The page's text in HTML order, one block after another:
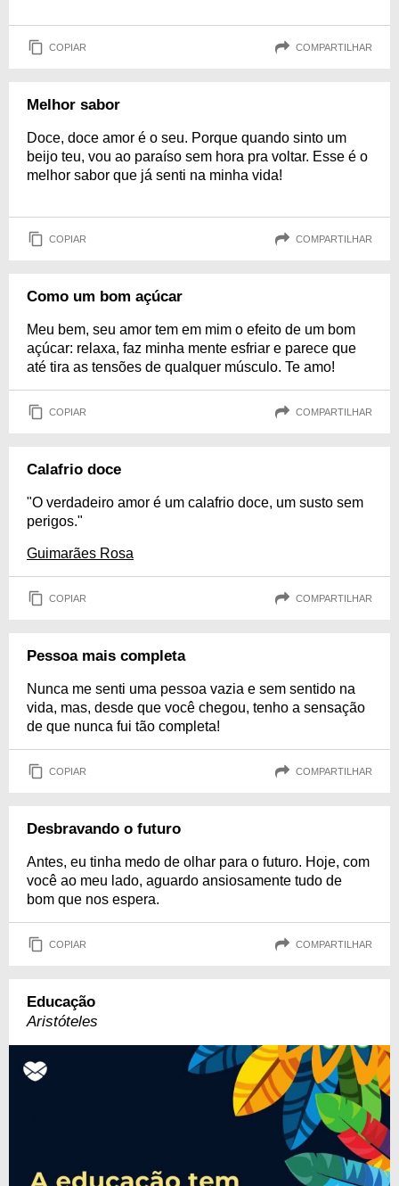
COPIAR COMPARTILHAR
Melhor sabor
Doce, doce amor é o seu. Porque quando sinto um
beijo teu, vou ao paraíso sem hora pra voltar. Esse é o
melhor sabor que já senti na minha vida!
COPIAR COMPARTILHAR
Como um bom açúcar
Meu bem, seu amor tem em mim o efeito de um bom
açúcar: relaxa, faz minha mente esfriar e parece que
até tira as tensões de qualquer músculo. Te amo!
COPIAR COMPARTILHAR
Calafrio doce
"O verdadeiro amor é um calafrio doce, um susto sem
perigos."
Guimarães Rosa
COPIAR COMPARTILHAR
Pessoa mais completa
Nunca me senti uma pessoa vazia e sem sentido na
vida, mas, desde que você chegou, tenho a sensação
de que nunca fui tão completa!
COPIAR COMPARTILHAR
Desbravando o futuro
Antes, eu tinha medo de olhar para o futuro. Hoje, com
você ao meu lado, aguardo ansiosamente tudo de
bom que nos espera.
COPIAR COMPARTILHAR
Educação
Aristóteles